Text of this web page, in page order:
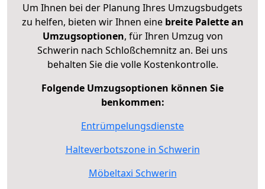
Um Ihnen bei der Planung Ihres Umzugsbudgets
zu helfen, bieten wir Ihnen eine breite Palette an
Umzugsoptionen, für Ihren Umzug von
Schwerin nach Schloßchemnitz an. Bei uns
behalten Sie die volle Kostenkontrolle.
Folgende Umzugsoptionen können Sie
benkommen:
Entrümpelungsdienste
Halteverbotszone in Schwerin
Möbeltaxi Schwerin